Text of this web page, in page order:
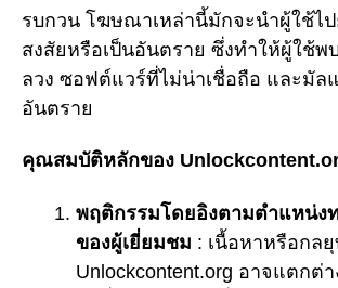
รบกวน โฆษณาเหล่านี้มักจะนำผู้ใช้ไป
สงสัยหรือเป็นอันตราย ซึ่งทำให้ผู้ใช้พ
ลวง ซอฟต์แวร์ที่ไม่น่าเชื่อถือ และมัล
อันตราย
คุณสมบัติหลักของ
พฤติกรรมโดยอิงตามตำแหน่ง
ของผู้เยี่ยมชม : เนื้อหาหรือกล
Unlockcontent.org อาจแตกต่